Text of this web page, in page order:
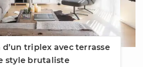
d’un triplex avec terrasse
style brutaliste